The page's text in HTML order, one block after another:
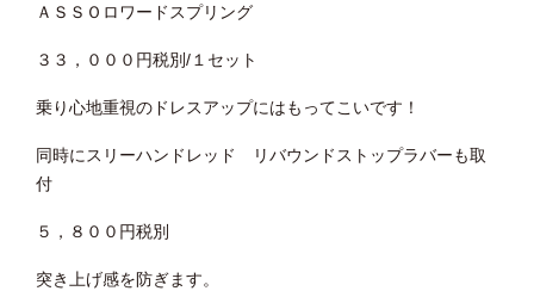
ＡＳＳＯロワードスプリング
３３，０００円税別/１セット
乗り心地重視のドレスアップにはもってこいです！
同時にスリーハンドレッド リバウンドストップラバーも取
付
５，８００円税別
突き上げ感を防ぎます。